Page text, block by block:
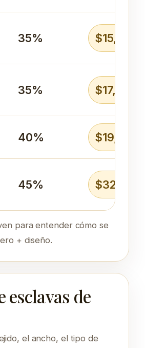
35% $15,536
35% $17,563
40% $19,614
45% $32,649
para entender cómo se
+ diseño.
esclavas de
el ancho, el tipo de